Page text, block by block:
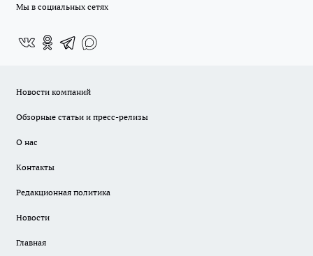
Мы в социальных сетях
Новости компаний
Обзорные статьи и пресс-релизы
О нас
Контакты
Редакционная политика
Новости
Главная